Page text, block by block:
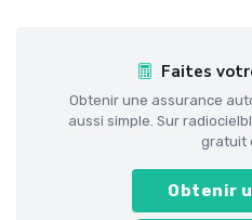
Faites
Obtenir une assurance
aussi simple. Sur
gratuit
Obtenir